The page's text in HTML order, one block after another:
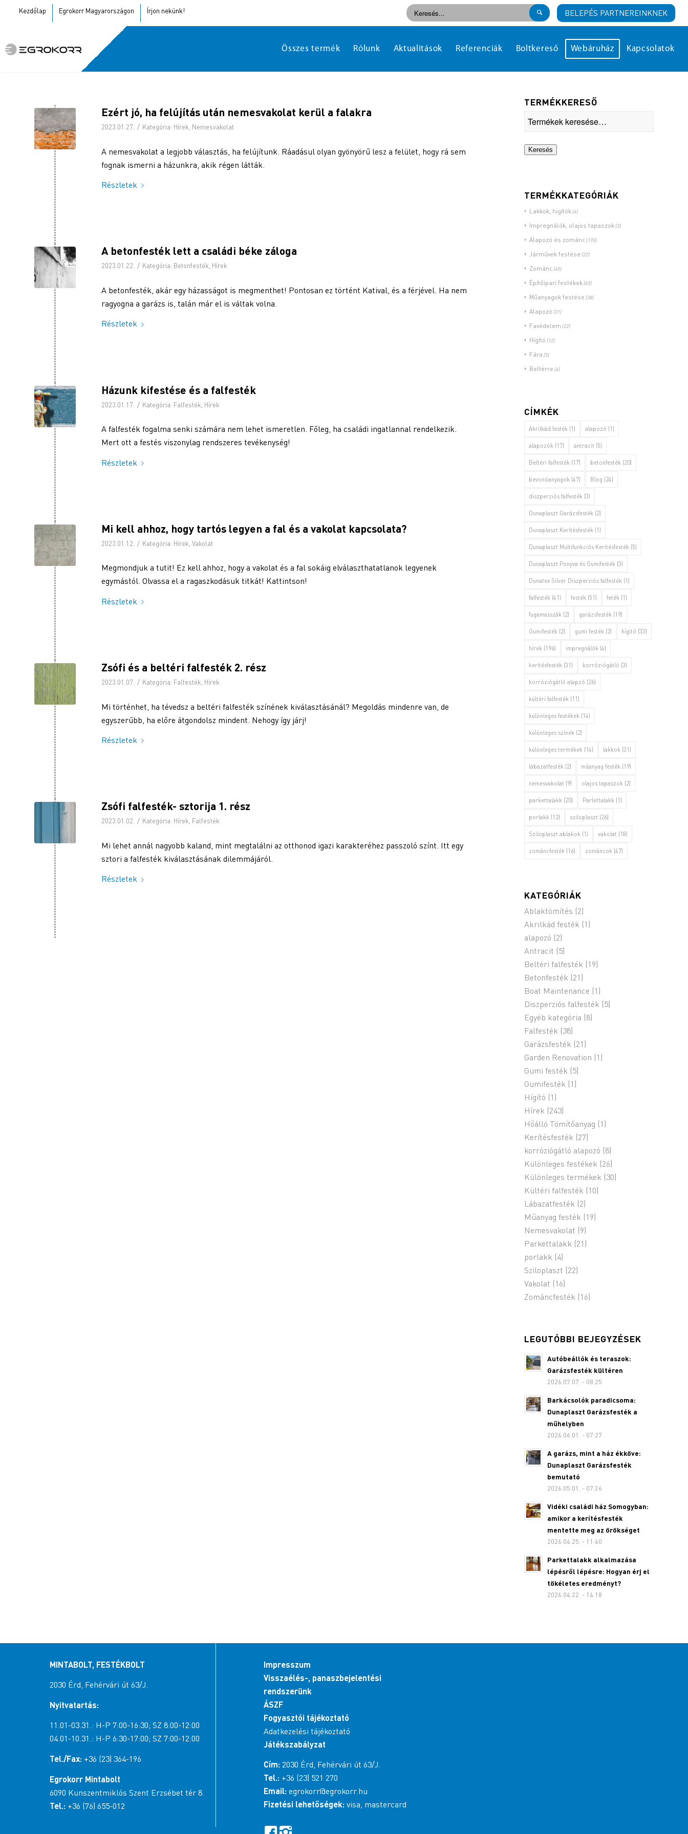
Kezdőlap Egrokorr Magyarországon Írjon nekünk! BELEPÉS PARTNEREINKNEK
Összes termék Rólunk Aktualitások Referenciák Boltkereső Webáruház Kapcsolatok
Ezért jó, ha felújítás után nemesvakolat kerül a falakra
2023.01.27. / Kategória: Hírek Nemesvakolat
A nemesvakolat a legjobb választás, ha felújítunk. Ráadásul olyan gyönyörű lesz a felület, hogy rá sem
fognak ismerni a házunkra, akik régen látták.
Részletek
A betonfesték lett a családi béke záloga
2023.01.22. / Kategória: Betonfesték, Hírek
A betonfesték, akár egy házasságot is megmenthet! Pontosan ez történt Katival, és a férjével. Ha nem
ragyogna a garázs is, talán már el is váltak volna.
Részletek
Házunk kifestése és a falfesték
2023.01.17. / Kategória: Falfesték Hírek
A falfesték fogalma senki számára nem lehet ismeretlen. Főleg, ha családi ingatlannal rendelkezik.
Mert ott a festés viszonylag rendszeres tevékenység!
Részletek
Mi kell ahhoz, hogy tartós legyen a fal és a vakolat kapcsolata?
2023.01.12. / Kategória: Hírek Vakolat
Megmondjuk a tutit! Ez kell ahhoz, hogy a vakolat és a fal sokáig elválaszthatatlanok legyenek
egymástól. Olvassa el a ragaszkodásuk titkát! Kattintson!
Részletek
Zsófi és a beltéri falfesték 2. rész
2023.01.07. / Kategória: Falfesték Hírek
Mi történhet, ha tévedsz a beltéri falfesték színének kiválasztásánál? Megoldás mindenre van, de
egyszerűbb, ha előre átgondolsz mindent. Nehogy így járj!
Részletek
Zsófi falfesték- sztorija 1. rész
2023.01.02. / Kategória: Hírek, Falfesték
Mi lehet annál nagyobb kaland, mint megtalálni az otthonod igazi karakteréhez passzoló színt. Itt egy
sztori a falfesték kiválasztásának dilemmájáról.
Részletek
TERMÉKKERESŐ
Keresés
TERMÉKKATEGÓRIÁK
Lakkok, higítók (4)
Impregnálók, olajos tapaszok (3)
Alapozó és zománc (170)
Járművek festése (22)
Zománc (45)
Építőipari festékek (65)
Műanyagok festése (38)
Alapozó (31)
Favédelem (22)
Hígító (12)
Fára (5)
Beltérre (4)
CÍMKÉK
Akrilkád festék (1) alapozó (1)
alapozók (17) antracit (5)
Beltéri falfesték (17) betonfesték (20)
bevonóanyagok (47) Blog (24)
diszperziós falfesték (3)
Dunaplaszt Garázsfesték (2)
Dunaplaszt Kerítésfesték (1)
Dunaplaszt Multifunkciós Kerítésfesték (5)
Dunaplaszt Ponyva és Gumifesték (3)
Dunatex Silver Diszperziós falfesték (1)
falfesték (41) festék (51) feték (1)
fugamasszák (2) garázsfesték (19)
Gumifesték (2) gumi festék (2) hígító (33)
hírek (196) impregnálók (4)
kerítésfesték (31) korróziógátló (3)
korróziógátló alapzó (26)
kültéri falfesték (11)
különleges festékek (14)
különleges színek (2)
különleges termékek (14) lakkok (31)
lábazatfesték (2) műanyag festék (19)
nemesvakolat (9) olajos tapaszok (2)
parkettalakk (20) Parlettalakk (1)
porlakk (12) sziloplaszt (26)
Sziloplaszt ablakok (1) vakolat (18)
zománcfesték (16) zománcok (47)
KATEGÓRIÁK
Ablaktömítés (2)
Akrilkád festék (1)
alapozó (2)
Antracit (5)
Beltéri falfesték (19)
Betonfesték (21)
Boat Maintenance (1)
Diszperziós falfesték (5)
Egyéb kategória (8)
Falfesték (38)
Garázsfesték (21)
Garden Renovation (1)
Gumi festék (5)
Gumifesték (1)
Hígító (1)
Hírek (243)
Hőálló Tömítőanyag (1)
Kerítésfesték (27)
korróziógátló alapozó (8)
Különleges festékek (26)
Különleges termékek (30)
Kültéri falfesték (10)
Lábazatfesték (2)
Műanyag festék (19)
Nemesvakolat (9)
Parkettalakk (21)
porlakk (4)
Sziloplaszt (22)
Vakolat (16)
Zománcfesték (16)
LEGUTÓBBI BEJEGYZÉSEK
Autóbeállók és teraszok:
Garázsfesték kültéren
2026.07.07. - 08:25
Barkácsolók paradicsoma:
Dunaplaszt Garázsfesték a
műhelyben
2026.06.01. - 07:27
A garázs, mint a ház ékköve:
Dunaplaszt Garázsfesték
bemutató
2026.05.01. - 07:36
Vidéki családi ház Somogyban:
amikor a kerítésfesték
mentette meg az örökséget
2026.04.25. - 11:40
Parkettalakk alkalmazása
lépésről lépésre: Hogyan érj el
tökéletes eredményt?
2026.04.22. - 14:18
MINTABOLT, FESTÉKBOLT
2030 Érd, Fehérvári út 63/J.
Nyitvatartás:
11.01-03.31.: H-P 7:00-16:30; SZ 8:00-12:00
04.01-10.31.: H-P 6:30-17:00; SZ 7:00-12:00
Tel./Fax: +36 (23) 364-196
Egrokorr Mintabolt
6090 Kunszentmiklós Szent Erzsébet tér 8.
Tel.: +36 (76) 655-012
Impresszum
Visszaélés-, panaszbejelentési
rendszerünk
ÁSZF
Fogyasztói tájékoztató
Adatkezelési tájékoztató
Játékszabályzat
Cím: 2030 Érd, Fehérvári út 63/J.
Tel.: +36 (23) 521 270
Email: egrokorr@egrokorr.hu
Fizetési lehetőségek: visa, mastercard